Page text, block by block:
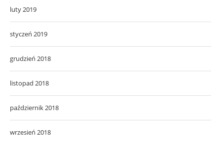
luty 2019
styczeń 2019
grudzień 2018
listopad 2018
październik 2018
wrzesień 2018